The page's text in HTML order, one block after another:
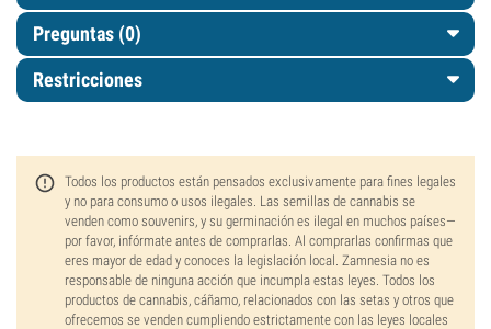
Preguntas (0)
Restricciones
Todos los productos están pensados exclusivamente para fines legales
y no para consumo o usos ilegales. Las semillas de cannabis se
venden como souvenirs, y su germinación es ilegal en muchos países—
por favor, infórmate antes de comprarlas. Al comprarlas confirmas que
eres mayor de edad y conoces la legislación local. Zamnesia no es
responsable de ninguna acción que incumpla estas leyes. Todos los
productos de cannabis, cáñamo, relacionados con las setas y otros que
ofrecemos se venden cumpliendo estrictamente con las leyes locales